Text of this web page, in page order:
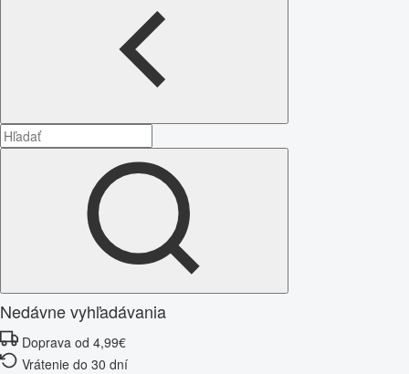
Nedávne vyhľadávania
Doprava od 4,99€
Vrátenie do 30 dní